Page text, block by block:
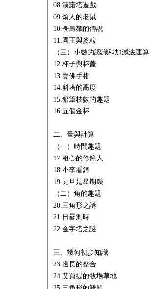
08.漢諾塔遊戲
09.煩人的老鼠
10.長壽麵的傳說
11.國王與麥粒
（三）小數的認識和加減法運算
12.杯子與杯蓋
13.賣佛手柑
14.斜塔的高度
15.鉛筆枝數的趣題
16.五個金杯
二、量與計算
（一）時間趣題
17.粗心的修鐘人
18.小李看鐘
19.元旦是星期幾
（二）角的趣題
20.三角形之謎
21.日晷測時
22.金字塔之謎
三、幾何初步知識
23.邊長的整合
24.艾買提的牧場草地